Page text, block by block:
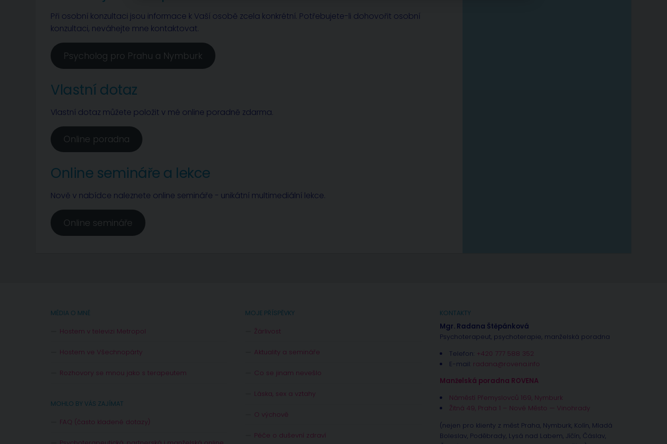
Při osobní konzultaci jsou informace k Vaší osobě zcela konkrétní. Potřebujete-li dohovořit osobní
konzultaci, neváhejte mne kontaktovat.
Psycholog pro Prahu a Nymburk
Vlastní dotaz
Vlastní dotaz můžete položit v mé online poradně zdarma.
Online poradna
Online semináře a lekce
Nově v nabídce naleznete online semináře - unikátní multimediální lekce.
Online semináře
MÉDIA O MNĚ
Hostem v televizi Metropol
Hostem ve Všechnopárty
Rozhovory se mnou jako s terapeutem
MOHLO BY VÁS ZAJÍMAT
FAQ (často kladené dotazy)
MOJE PŘÍSPĚVKY
Žárlivost
Aktuality a semináře
Co se jinam nevešlo
Láska, sex a vztahy
O výchově
Péče o duševní zdraví
KONTAKTY
Mgr. Radana Štěpánková
Psychoterapeut, psychoterapie, manželská poradna
Telefon: +420 777 588 352
E-mail: radana@rovena.info
Manželská poradna ROVENA
Náměstí Přemyslovců 169, Nymburk
Žitná 49, Praha 1 – Nové Město — Vinohrady
(nejen pro klienty z měst Praha, Nymburk, Kolín, Mladá
Boleslav, Poděbrady, Lysá nad Labem, Jíčín, Čáslav,